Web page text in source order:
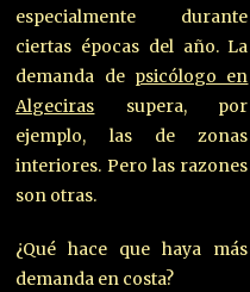
especialmente durante
ciertas épocas del año. La
demanda de psicólogo en
Algeciras supera, por
ejemplo, las de zonas
interiores. Pero las razones
son otras.
¿Qué hace que haya más
demanda en costa?